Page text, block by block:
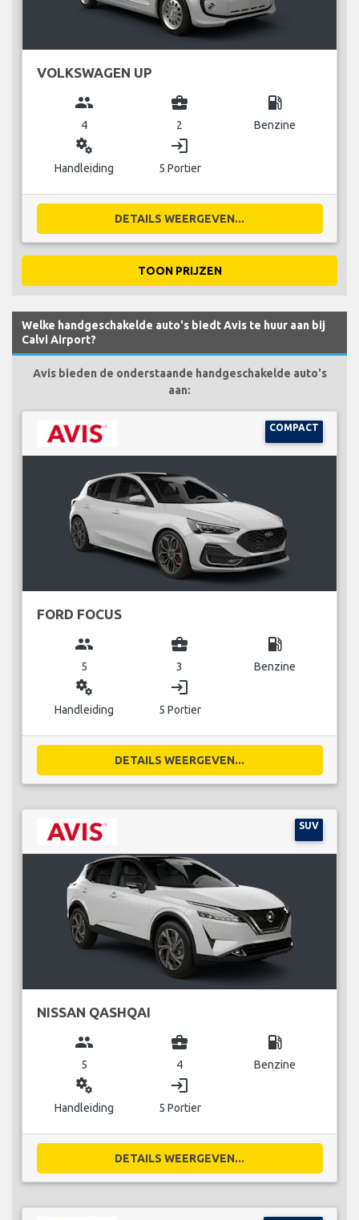
VOLKSWAGEN UP
group
4
business_center
2
local_gas_station
Benzine
miscellaneous_services
Handleiding
login
5 Portier
DETAILS WEERGEVEN...
TOON PRIJZEN
Welke handgeschakelde auto's biedt Avis te huur aan bij
Calvi Airport?
Avis bieden de onderstaande handgeschakelde auto's
aan:
COMPACT
FORD FOCUS
group
5
business_center
3
local_gas_station
Benzine
miscellaneous_services
Handleiding
login
5 Portier
DETAILS WEERGEVEN...
SUV
NISSAN QASHQAI
group
5
business_center
4
local_gas_station
Benzine
miscellaneous_services
Handleiding
login
5 Portier
DETAILS WEERGEVEN...